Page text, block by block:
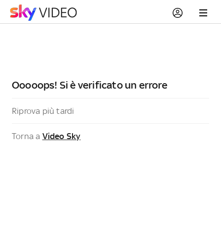
Ooooops! Si è verificato un errore
Riprova più tardi
Torna a Video Sky